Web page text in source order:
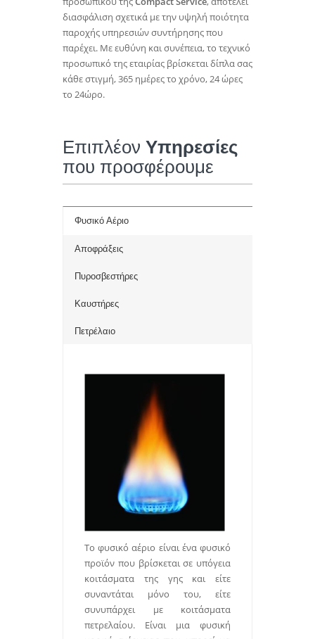
διασφάλιση σχετικά με την υψηλή ποιότητα
παροχής υπηρεσιών συντήρησης που
παρέχει. Με ευθύνη και συνέπεια, το τεχνικό
προσωπικό της εταιρίας βρίσκεται δίπλα σας
κάθε στιγμή, 365 ημέρες το χρόνο, 24 ώρες
το 24ώρο.
Επιπλέον Υπηρεσίες
που προσφέρουμε
Φυσικό Αέριο
Αποφράξεις
Πυροσβεστήρες
Καυστήρες
Πετρέλαιο
Το φυσικό αέριο είναι ένα φυσικό
προϊόν που βρίσκεται σε υπόγεια
κοιτάσματα της γης και είτε
συναντάται μόνο του, είτε
συνυπάρχει με κοιτάσματα
πετρελαίου. Είναι μια φυσική